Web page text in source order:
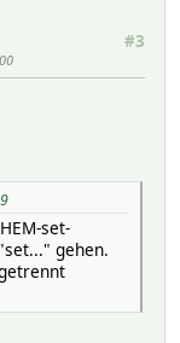
Aus
executed
Aus
enabled
initialized
#3
set-
gehen.